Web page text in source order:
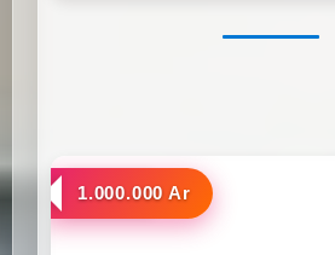
a louer
1.000.000 Ar